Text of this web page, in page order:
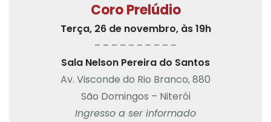
Coro Prelúdio
Terça, 26 de novembro, às 19h
– – – – – – – – – –
Sala Nelson Pereira do Santos
Av. Visconde do Rio Branco, 880
São Domingos – Niterói
Ingresso a ser informado